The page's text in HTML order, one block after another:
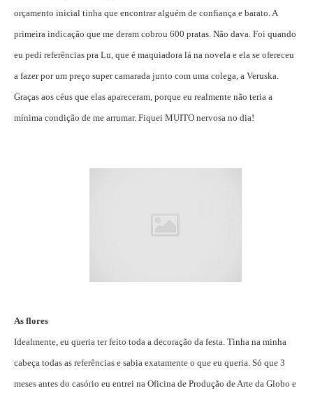
orçamento inicial tinha que encontrar alguém de confiança e barato. A
primeira indicação que me deram cobrou 600 pratas. Não dava. Foi quando
eu pedi referências pra Lu, que é maquiadora lá na novela e ela se ofereceu
a fazer por um preço super camarada junto com uma colega, a Veruska.
Graças aos céus que elas apareceram, porque eu realmente não teria a
mínima condição de me arrumar. Fiquei MUITO nervosa no dia!
As flores
Idealmente, eu queria ter feito toda a decoração da festa. Tinha na minha
cabeça todas as referências e sabia exatamente o que eu queria. Só que 3
meses antes do casório eu entrei na Oficina de Produção de Arte da Globo e